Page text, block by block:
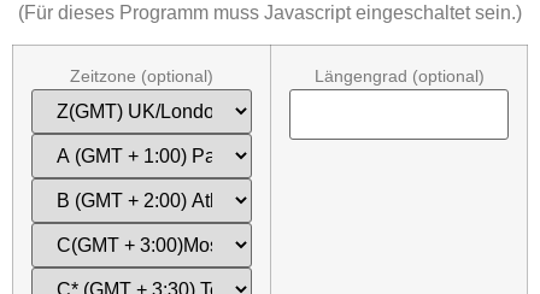
(Für dieses Programm muss Javascript eingeschaltet sein.)
Zeitzone (optional) Längengrad (optional)